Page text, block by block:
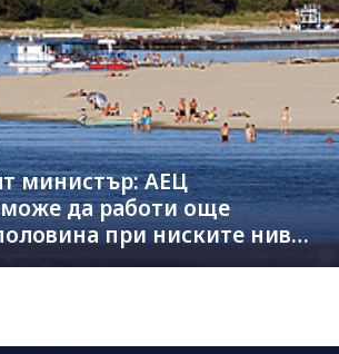
министър: АЕЦ
може да работи още
при ниските нива